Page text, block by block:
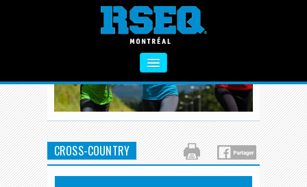
À PROPOS
SECTEUR PRIMAIRE
SECTEUR SECONDAIRE
VIE SAINE
CROSS-COUNTRY